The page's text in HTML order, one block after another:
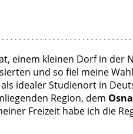
einem kleinen Dorf in der
und so fiel meine
idealer Studienort in
Region, dem
Freizeit habe ich die